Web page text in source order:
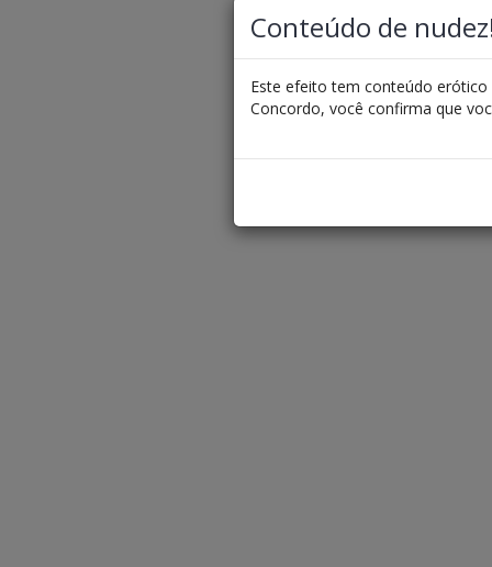
Conteúdo de
Este efeito tem conteúdo
Concordo, você confirma que